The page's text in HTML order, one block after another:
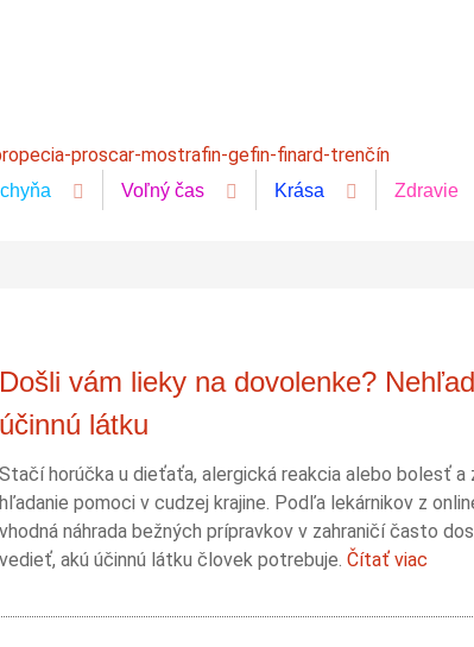
proscar-mostrafin-gefin-finard-trenčín
Voľný čas Krása Zdravie
Došli vám lieky na dovolenke?
účinnú látku
Stačí horúčka u dieťaťa, alergická reakcia alebo bolesť
hľadanie pomoci v cudzej krajine. Podľa lekárnikov z
vhodná náhrada bežných prípravkov v zahraničí často
vedieť, akú účinnú látku človek potrebuje. Čítať viac